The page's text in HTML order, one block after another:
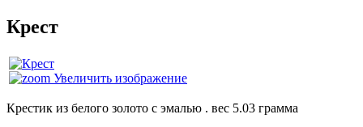
Крест
Увеличить изображение
Крестик из белого золото с эмалью . вес 5.03 грамма